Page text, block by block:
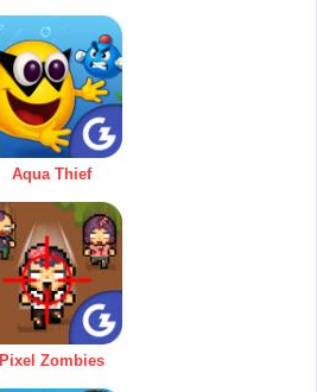
Aqua Thief
Pixel Zombies